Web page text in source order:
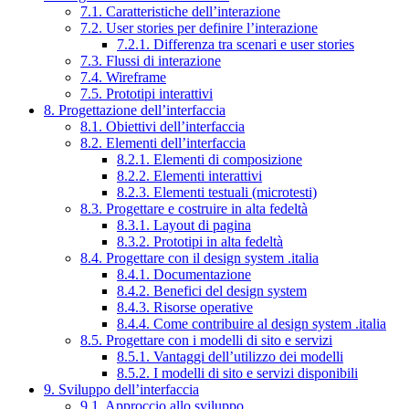
7.1. Caratteristiche dell’interazione
7.2. User stories per definire l’interazione
7.2.1. Differenza tra scenari e user stories
7.3. Flussi di interazione
7.4. Wireframe
7.5. Prototipi interattivi
8. Progettazione dell’interfaccia
8.1. Obiettivi dell’interfaccia
8.2. Elementi dell’interfaccia
8.2.1. Elementi di composizione
8.2.2. Elementi interattivi
8.2.3. Elementi testuali (microtesti)
8.3. Progettare e costruire in alta fedeltà
8.3.1. Layout di pagina
8.3.2. Prototipi in alta fedeltà
8.4. Progettare con il design system .italia
8.4.1. Documentazione
8.4.2. Benefici del design system
8.4.3. Risorse operative
8.4.4. Come contribuire al design system .italia
8.5. Progettare con i modelli di sito e servizi
8.5.1. Vantaggi dell’utilizzo dei modelli
8.5.2. I modelli di sito e servizi disponibili
9. Sviluppo dell’interfaccia
9.1. Approccio allo sviluppo